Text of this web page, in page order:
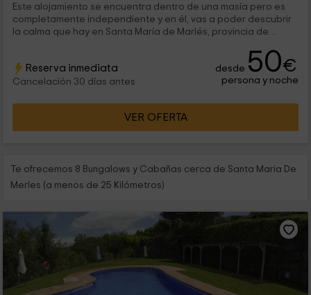
Este alojamiento se encuentra dentro de una masía pero es
completamente independiente y en él, vas a poder descubrir
la calma que hay en Santa María de Marlés, provincia de
de espacios amplios y agradables en los que disfrutar de unos
días tranquilos.
Reserva inmediata
Cancelación 30 días antes
desde 50€
persona y noche
VER OFERTA
Te ofrecemos 8 Bungalows y Cabañas cerca de Santa Maria De
Merles (a menos de 25 Kilómetros)